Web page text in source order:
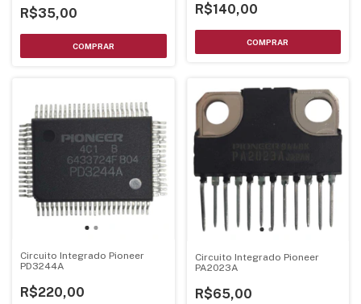
R$35,00 R$140,00
Circuito Integrado Pioneer
PD3244A
R$220,00
Circuito Integrado Pioneer
PA2023A
R$65,00